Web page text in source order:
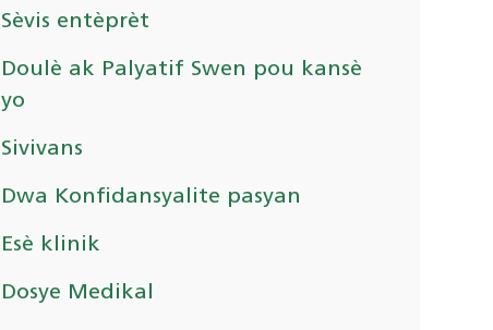
Sèvis entèprèt
Doulè ak Palyatif Swen pou kansè
yo
Sivivans
Dwa Konfidansyalite pasyan
Esè klinik
Dosye Medikal